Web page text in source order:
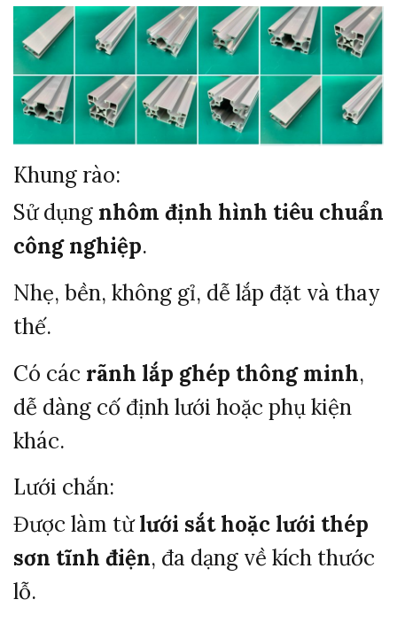
Khung rào:
Sử dụng nhôm định hình tiêu chuẩn
công nghiệp.
Nhẹ, bền, không gỉ, dễ lắp đặt và thay
thế.
Có các rãnh lắp ghép thông minh,
dễ dàng cố định lưới hoặc phụ kiện
khác.
Lưới chắn:
Được làm từlưới sắt hoặc lưới thép
sơn tĩnh điện, đa dạng về kích thước
lỗ.